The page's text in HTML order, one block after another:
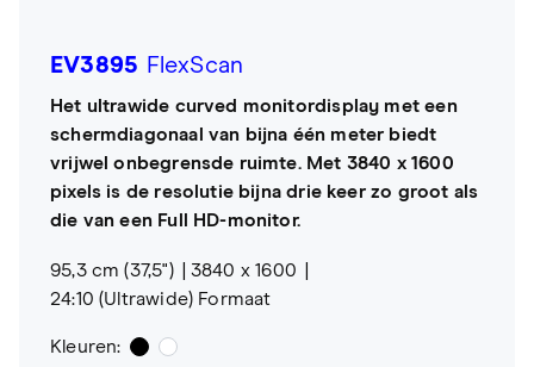
EV3895 FlexScan
Het ultrawide curved monitordisplay met een
schermdiagonaal van bijna één meter biedt
vrijwel onbegrensde ruimte. Met 3840 x 1600
pixels is de resolutie bijna drie keer zo groot als
die van een Full HD-monitor.
95,3 cm (37,5")
3840 x 1600
24:10 (Ultrawide) Formaat
Kleuren: